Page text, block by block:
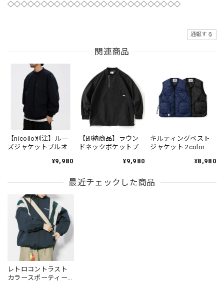
◇◇◇◇◇◇◇◇◇◇◇◇◇◇◇◇◇◇◇◇◇◇◇◇◇◇
通報する
関連商品
【nicoilo別注】ルー
ズジャケットプルオ
¥9,980
【即納商品】ラウン
ドネックポケットプ
¥9,980
キルティングベスト
ジャケット 2color
¥8,980
最近チェックした商品
レトロコントラスト
カラースポーティー